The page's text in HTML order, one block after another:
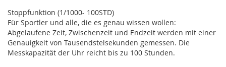
Stoppfunktion (1/1000- 100STD)
Für Sportler und alle, die es genau wissen wollen:
Abgelaufene Zeit, Zwischenzeit und Endzeit werden mit einer
Genauigkeit von Tausendstelsekunden gemessen. Die
Messkapazität der Uhr reicht bis zu 100 Stunden.